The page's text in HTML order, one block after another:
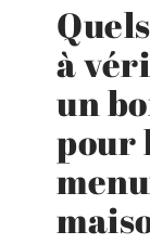
à
un
pour